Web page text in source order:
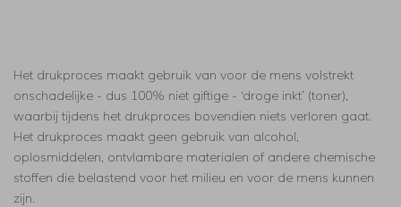
Het drukproces maakt gebruik van voor de mens volstrekt
onschadelijke - dus 100% niet giftige - ‘droge inkt’ (toner),
waarbij tijdens het drukproces bovendien niets verloren gaat.
Het drukproces maakt geen gebruik van alcohol,
oplosmiddelen, ontvlambare materialen of andere chemische
stoffen die belastend voor het milieu en voor de mens kunnen
zijn.